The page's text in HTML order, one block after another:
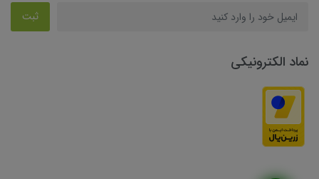
ثبت
نماد الکترونیکی